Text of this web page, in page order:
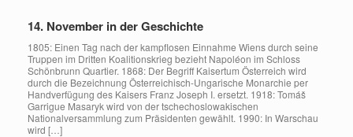
14. November in der Geschichte
1805: Einen Tag nach der kampflosen Einnahme Wiens durch seine
Truppen im Dritten Koalitionskrieg bezieht Napoléon im Schloss
Schönbrunn Quartier. 1868: Der Begriff Kaisertum Österreich wird
durch die Bezeichnung Österreichisch-Ungarische Monarchie per
Handverfügung des Kaisers Franz Joseph I. ersetzt. 1918: Tomáš
Garrigue Masaryk wird von der tschechoslowakischen
Nationalversammlung zum Präsidenten gewählt. 1990: In Warschau
wird […]